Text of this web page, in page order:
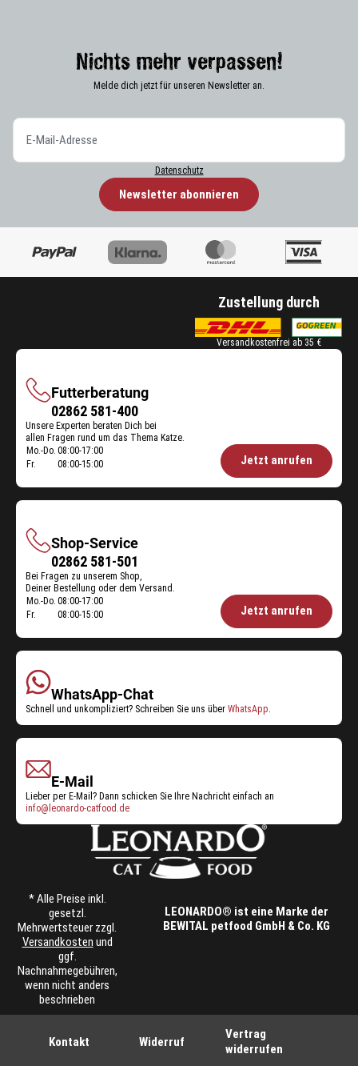
Nichts mehr verpassen!
Melde dich jetzt für unseren Newsletter an.
Datenschutz
Newsletter abonnieren
Zustellung durch
Versandkostenfrei ab 35 €
Futterberatung
Futterberatung
02862 581-400
Unsere Experten beraten Dich bei
allen Fragen rund um das Thema Katze.
Öffnungszeiten
Mo.-Do. 08:00-17:00
Fr.
08:00-15:00 Jetzt anrufen
Shop-Service
Shop-
Service
02862 581-501
Bei Fragen zu unserem Shop,
Deiner Bestellung oder dem Versand.
Öffnungszeiten
Mo.-Do. 08:00-17:00
Fr.
08:00-15:00 Jetzt anrufen
WhatsApp-Chat
Schnell und unkompliziert? Schreiben Sie uns über WhatsApp.
E-Mail
Lieber per E-Mail? Dann schicken Sie Ihre Nachricht einfach an
info@leonardo-catfood.de
* Alle Preise inkl.
gesetzl.
Mehrwertsteuer zzgl.
Versandkosten und
ggf.
Nachnahmegebühren,
wenn nicht anders
beschrieben
LEONARDO® ist eine Marke der
BEWITAL petfood GmbH & Co. KG
Kontakt Widerruf
Vertrag
widerrufen